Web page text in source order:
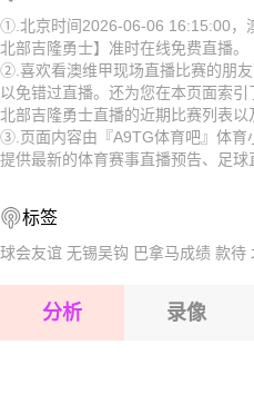
2026-08-16 【澳维甲】
2026-08-16 【澳维甲】
2026-08-16 【澳维甲】
2026-08-16 【澳维甲】
2026-08-16 【澳维甲】
2026-08-16 【澳维甲】
2026-08-16 【澳维甲】
①.北京时间2026-06-06 16:15:00，
北部吉隆勇士】准时在线免费直播。
②.喜欢看澳维甲现场直播比赛的朋
以免错过直播。还为您在本页面索引
北部吉隆勇士直播的近期比赛列表以
③.页面内容由『A9TG体育吧』体育
提供最新的体育赛事直播预告、足球
标签
球会友谊 无锡吴钩 巴拿马成绩 款待
分析 录像